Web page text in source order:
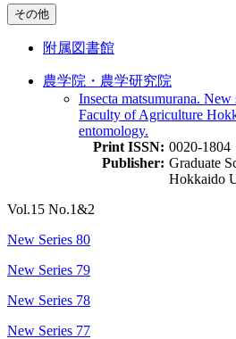
その他
附属図書館
農学院・農学研究院
Insecta matsumurana.
Faculty of Agriculture
entomology.
Print ISSN: 0020-1804
Publisher: Graduate
Hokkaido
Vol.15 No.1&2
New Series 80
New Series 79
New Series 78
New Series 77